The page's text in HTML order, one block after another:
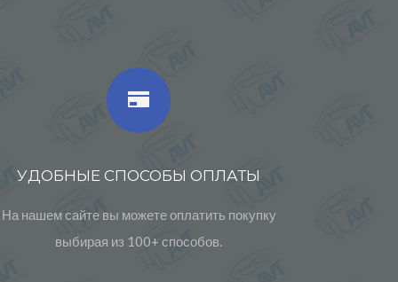
УДОБНЫЕ СПОСОБЫ ОПЛАТЫ
На нашем сайте вы можете оплатить покупку
выбирая из 100+ способов.